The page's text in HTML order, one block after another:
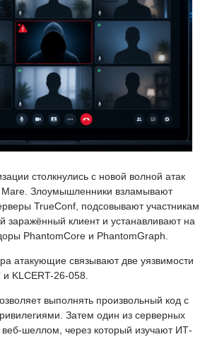
столкнулись с новой волной атак
Mare. Злоумышленники взламывают
TrueConf, подсовывают участникам
заражённый клиент и устанавливают на
PhantomCore и PhantomGraph.
атакующие связывают две уязвимости
KLCERT-26-058.
выполнять произвольный код с
Затем один из серверных
шеллом, через который изучают ИТ-